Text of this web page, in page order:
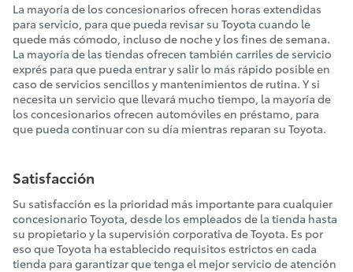
La mayoría de los concesionarios ofrecen horas extendidas
para servicio, para que pueda revisar su Toyota cuando le
quede más cómodo, incluso de noche y los fines de semana.
La mayoría de las tiendas ofrecen también carriles de servicio
exprés para que pueda entrar y salir lo más rápido posible en
caso de servicios sencillos y mantenimientos de rutina. Y si
necesita un servicio que llevará mucho tiempo, la mayoría de
los concesionarios ofrecen automóviles en préstamo, para
que pueda continuar con su día mientras reparan su Toyota.
Satisfacción
Su satisfacción es la prioridad más importante para cualquier
concesionario Toyota, desde los empleados de la tienda hasta
su propietario y la supervisión corporativa de Toyota. Es por
eso que Toyota ha establecido requisitos estrictos en cada
tienda para garantizar que tenga el mejor servicio de atención